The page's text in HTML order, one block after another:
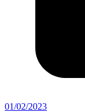
01/02/2023